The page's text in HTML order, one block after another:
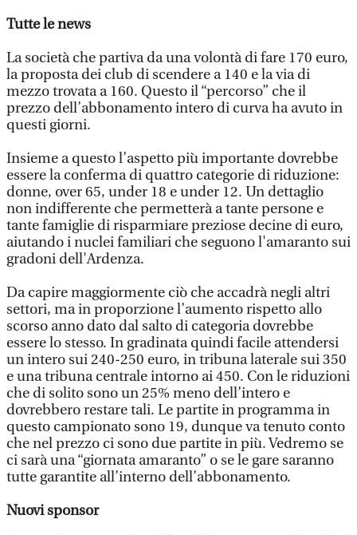
Tutte le news
La società che partiva da una volontà di fare 170 euro,
la proposta dei club di scendere a 140 e la via di
mezzo trovata a 160. Questo il “percorso” che il
prezzo dell’abbonamento intero di curva ha avuto in
questi giorni.
Insieme a questo l’aspetto più importante dovrebbe
essere la conferma di quattro categorie di riduzione:
donne, over 65, under 18 e under 12. Un dettaglio
non indifferente che permetterà a tante persone e
tante famiglie di risparmiare preziose decine di euro,
aiutando i nuclei familiari che seguono l'amaranto sui
gradoni dell'Ardenza.
Da capire maggiormente ciò che accadrà negli altri
settori, ma in proporzione l’aumento rispetto allo
scorso anno dato dal salto di categoria dovrebbe
essere lo stesso. In gradinata quindi facile attendersi
un intero sui 240-250 euro, in tribuna laterale sui 350
e una tribuna centrale intorno ai 450. Con le riduzioni
che di solito sono un 25% meno dell’intero e
dovrebbero restare tali. Le partite in programma in
questo campionato sono 19, dunque va tenuto conto
che nel prezzo ci sono due partite in più. Vedremo se
ci sarà una “giornata amaranto” o se le gare saranno
tutte garantite all’interno dell’abbonamento.
Nuovi sponsor